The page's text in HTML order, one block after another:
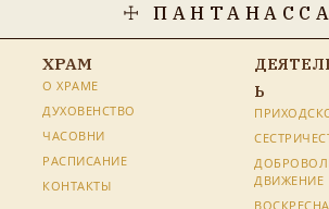
☩
ХРАМ
О ХРАМЕ
ДУХОВЕНСТВО
ЧАСОВНИ
РАСПИСАНИЕ
КОНТАКТЫ
Ь
ДВИЖЕНИЕ